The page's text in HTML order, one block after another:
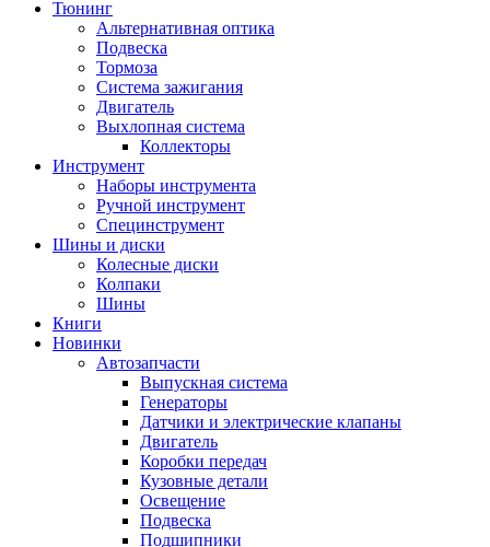
Тюнинг
Альтернативная оптика
Подвеска
Тормоза
Система зажигания
Двигатель
Выхлопная система
Коллекторы
Инструмент
Наборы инструмента
Ручной инструмент
Специнструмент
Шины и диски
Колесные диски
Колпаки
Шины
Книги
Новинки
Автозапчасти
Выпускная система
Генераторы
Датчики и электрические клапаны
Двигатель
Коробки передач
Кузовные детали
Освещение
Подвеска
Подшипники